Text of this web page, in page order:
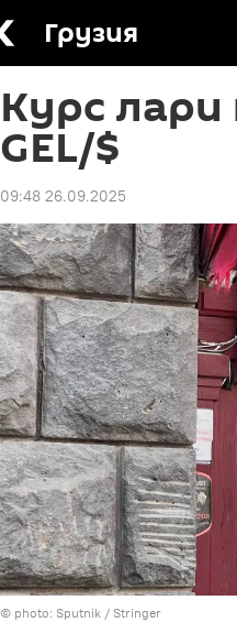
Грузия
Курс лари
GEL/$
09:48 26.09.2025
© photo: Sputnik / Stringer